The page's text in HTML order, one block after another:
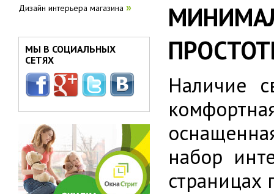
Наличие
набор
страницах
Дизайн интерьера магазина »
МЫ В СОЦИАЛЬНЫХ
СЕТЯХ